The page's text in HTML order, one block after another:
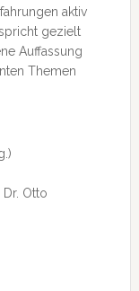
aktiv
gezielt
Auffassung
Themen
Otto